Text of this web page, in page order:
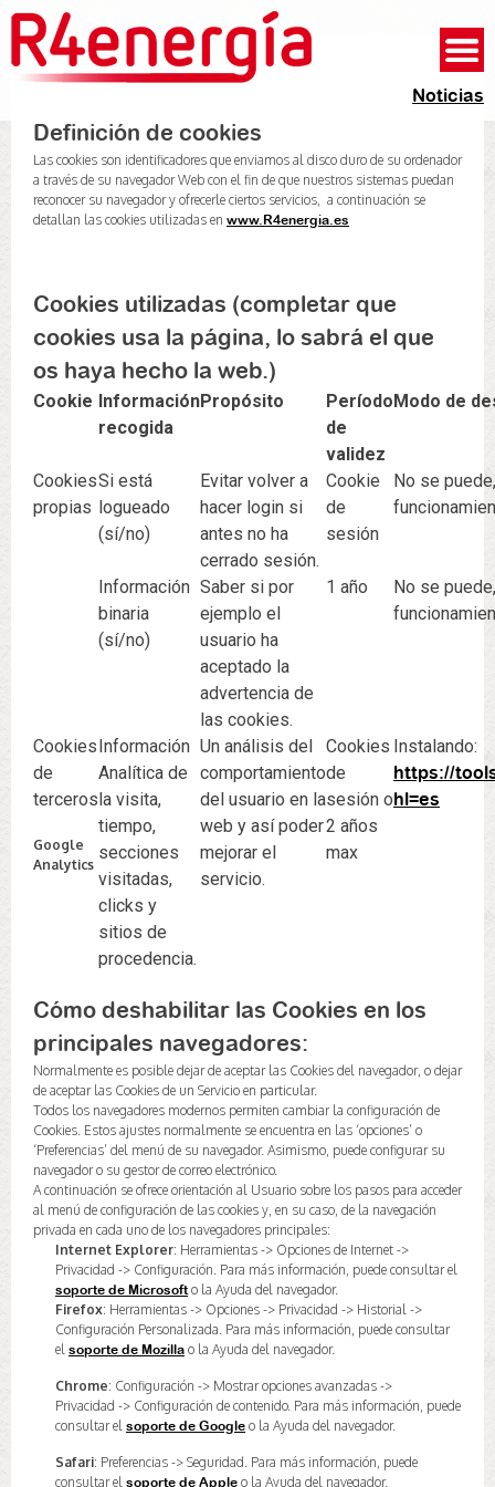
Noticias
Definición de cookies
Las cookies son identificadores que enviamos al disco duro de su ordenador
a través de su navegador Web con el fin de que nuestros sistemas puedan
reconocer su navegador y ofrecerle ciertos servicios, a continuación se
detallan las cookies utilizadas en www.R4energia.es
Cookies utilizadas (completar que
cookies usa la página, lo sabrá el que
os haya hecho la web.)
Cookie Información
recogida
Propósito
Período
de
validez
Modo de
Cookies
propias
Si está
logueado
(sí/no)
Evitar volver a
hacer login si
antes no ha
cerrado sesión.
Cookie
de
sesión
No se
Información
binaria
(sí/no)
Saber si por
ejemplo el
usuario ha
aceptado la
advertencia de
las cookies.
1 año
No se
Cookies
de
terceros
Google
Analytics
Información
Analítica de
la visita,
tiempo,
secciones
visitadas,
clicks y
sitios de
procedencia.
Un análisis del
comportamiento
del usuario en la
web y así poder
mejorar el
servicio.
Cookies
de
sesión o
2 años
max
Instalando:
https://
hl=es
Cómo deshabilitar las Cookies en los
principales navegadores:
Normalmente es posible dejar de aceptar las Cookies del navegador, o dejar
de aceptar las Cookies de un Servicio en particular.
Todos los navegadores modernos permiten cambiar la configuración de
Cookies. Estos ajustes normalmente se encuentra en las ‘opciones’ o
‘Preferencias’ del menú de su navegador. Asimismo, puede configurar su
navegador o su gestor de correo electrónico.
A continuación se ofrece orientación al Usuario sobre los pasos para acceder
al menú de configuración de las cookies y, en su caso, de la navegación
privada en cada uno de los navegadores principales:
Internet Explorer: Herramientas -> Opciones de Internet ->
Privacidad -> Configuración. Para más información, puede consultar el
soporte de Microsofto la Ayuda del navegador.
Firefox: Herramientas -> Opciones -> Privacidad -> Historial ->
Configuración Personalizada. Para más información, puede consultar
el soporte de Mozilla o la Ayuda del navegador.
Chrome: Configuración -> Mostrar opciones avanzadas ->
Privacidad -> Configuración de contenido. Para más información, puede
consultar el soporte de Google o la Ayuda del navegador.
Safari: Preferencias -> Seguridad. Para más información, puede
consultar el soporte de Apple o la Ayuda del navegador.